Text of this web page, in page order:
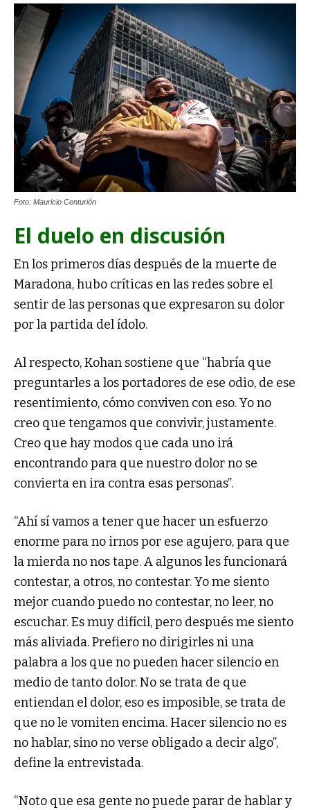
Foto: Mauricio Centurión
El duelo en discusión
En los primeros días después de la muerte de
Maradona, hubo críticas en las redes sobre el
sentir de las personas que expresaron su dolor
por la partida del ídolo.
Al respecto, Kohan sostiene que “habría que
preguntarles a los portadores de ese odio, de ese
resentimiento, cómo conviven con eso. Yo no
creo que tengamos que convivir, justamente.
Creo que hay modos que cada uno irá
encontrando para que nuestro dolor no se
convierta en ira contra esas personas”.
“Ahí sí vamos a tener que hacer un esfuerzo
enorme para no irnos por ese agujero, para que
la mierda no nos tape. A algunos les funcionará
contestar, a otros, no contestar. Yo me siento
mejor cuando puedo no contestar, no leer, no
escuchar. Es muy difícil, pero después me siento
más aliviada. Prefiero no dirigirles ni una
palabra a los que no pueden hacer silencio en
medio de tanto dolor. No se trata de que
entiendan el dolor, eso es imposible, se trata de
que no le vomiten encima. Hacer silencio no es
no hablar, sino no verse obligado a decir algo”,
define la entrevistada.
“Noto que esa gente no puede parar de hablar y